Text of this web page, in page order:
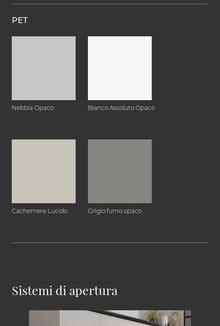
PET
Nebbia Opaco Bianco Assoluto Opaco
Cachemere Lucido Grigio fumo opaco
Sistemi di apertura